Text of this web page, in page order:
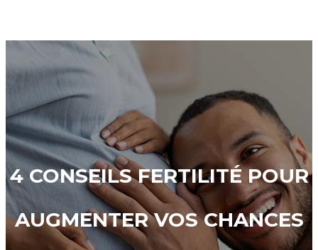
4 CONSEILS FERTILITÉ POUR
AUGMENTER VOS CHANCES